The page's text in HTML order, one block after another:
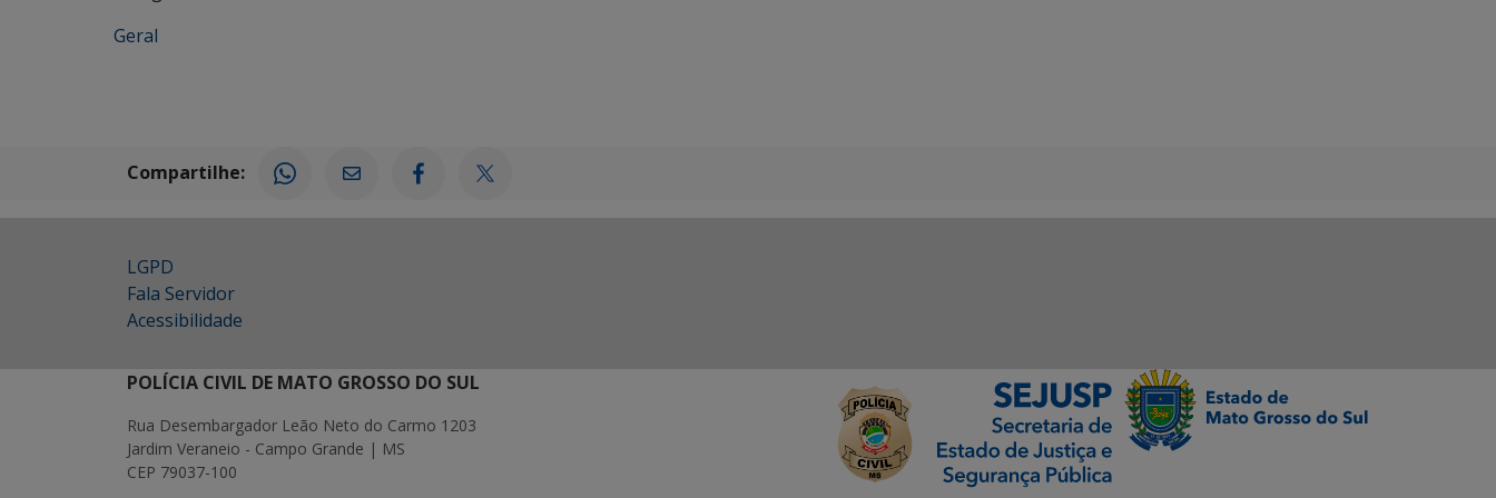
Geral
Compartilhe:
LGPD
Fala Servidor
Acessibilidade
POLÍCIA CIVIL DE MATO GROSSO DO SUL
Rua Desembargador Leão Neto do Carmo 1203
Jardim Veraneio - Campo Grande | MS
CEP 79037-100